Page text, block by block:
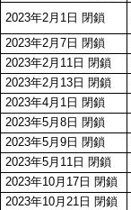
2023年2月1日 閉鎖
2023年2月7日 閉鎖
2023年2月11日 閉鎖
2023年2月13日 閉鎖
2023年4月1日 閉鎖
2023年5月8日 閉鎖
2023年5月9日 閉鎖
2023年5月11日 閉鎖
2023年10月17日 閉鎖
2023年10月21日 閉鎖